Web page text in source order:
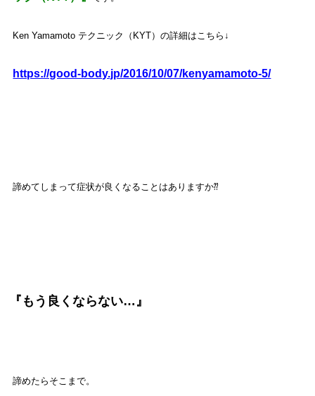
Ken Yamamoto テクニック（KYT）の詳細はこちら↓
https://good-body.jp/2016/10/07/kenyamamoto-5/
諦めてしまって症状が良くなることはありますか⁇
『もう良くならない…』
諦めたらそこまで。